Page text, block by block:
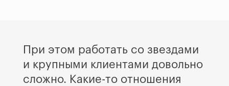
При этом работать со звездами
и крупными клиентами довольно
сложно. Какие-то отношения